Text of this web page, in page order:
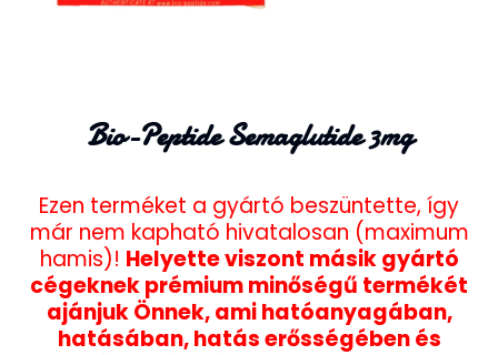
Bio-Peptide Semaglutide 3mg
Ezen terméket a gyártó beszüntette, így
már nem kapható hivatalosan (maximum
hamis)! Helyette viszont másik gyártó
cégeknek prémium minőségű termékét
ajánjuk Önnek, ami hatóanyagában,
hatásában, hatás erősségében és